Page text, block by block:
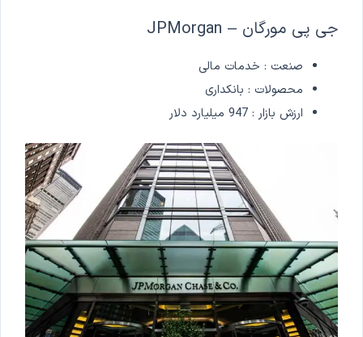
جی پی مورگان – JPMorgan
صنعت : خدمات مالی
محصولات : بانکداری
ارزش بازار : 947 میلیارد دلار